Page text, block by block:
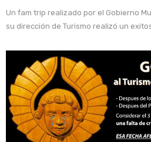
Un fam trip realizado por el Gobierno
su dirección de Turismo realizó un